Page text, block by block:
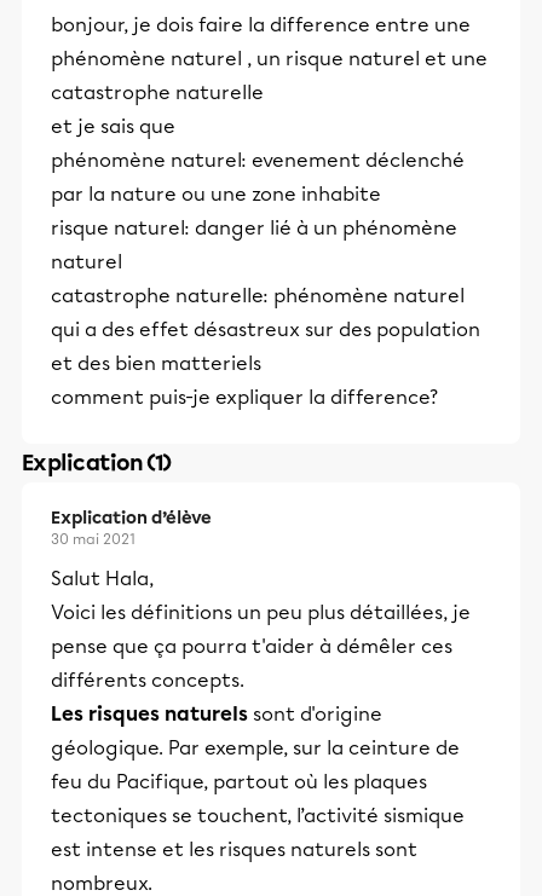
bonjour, je dois faire la difference entre une
phénomène naturel , un risque naturel et une
catastrophe naturelle
et je sais que
phénomène naturel: evenement déclenché
par la nature ou une zone inhabite
risque naturel: danger lié à un phénomène
naturel
catastrophe naturelle: phénomène naturel
qui a des effet désastreux sur des population
et des bien matteriels
comment puis-je expliquer la difference?
Explication (1)
Explication d’élève
30 mai 2021
Salut Hala,
Voici les définitions un peu plus détaillées, je
pense que ça pourra t'aider à démêler ces
différents concepts.
Les risques naturels sont d'origine
géologique. Par exemple, sur la ceinture de
feu du Pacifique, partout où les plaques
tectoniques se touchent, l’activité sismique
est intense et les risques naturels sont
nombreux.